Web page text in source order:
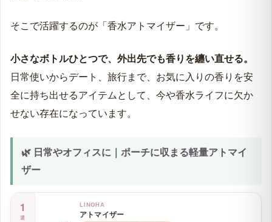
そこで活躍するのが「香水アトマイザー」です。
小さなボトルひとつで、外出先でも香りを纏い直せる。
日常使いからデート、旅行まで、お気に入りの香りを安
全に持ち出せるアイテムとして、今や香水ライフに欠か
せない存在になっています。
🌿 日常やオフィスに｜ポーチに収まる軽量アトマイ
ザー
1
選
LINOHA
アトマイザー